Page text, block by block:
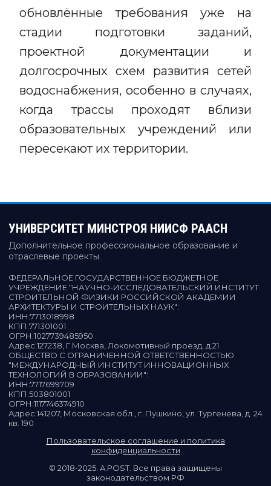
обновлённые требования уже на
стадии подготовки заданий,
проектной документации и
долгосрочных схем развития сетей
водоснабжения, особенно в случаях,
когда трассы проходят вблизи
образовательных учреждений или
пересекают их территории.
УНИВЕРСИТЕТ МИНСТРОЯ НИИСФ РААСН
Дополнительное профессиональное образование и
отраслевые проекты
ФЕДЕРАЛЬНОЕ ГОСУДАРСТВЕННОЕ БЮДЖЕТНОЕ
УЧРЕЖДЕНИЕ "НАУЧНО-ИССЛЕДОВАТЕЛЬСКИЙ ИНСТИТУТ
СТРОИТЕЛЬНОЙ ФИЗИКИ РОССИЙСКОЙ АКАДЕМИИ
АРХИТЕКТУРЫ И СТРОИТЕЛЬНЫХ НАУК":
ИНН:7713018998
КПП:771301001
ОГРН:1027739485950
Адрес:127238, Г.Москва, Локомотивный проезд, д.21
ОБЩЕСТВО С ОГРАНИЧЕННОЙ ОТВЕТСТВЕННОСТЬЮ
"МЕЖДУНАРОДНЫЙ ИНСТИТУТ ИННОВАЦИОННЫХ
ТЕХНОЛОГИЙ В ОБРАЗОВАНИИ":
ИНН:7717699709
КПП:503801001
ОГРН:1117746374910
Адрес:141207, Московская обл., г. Пушкино, ул. Тургенева, д. 24
кв. 190
Пользовательское соглашение и политика
конфиденциальности
© 2018-2025. A.POST. Все права защищены
законодательством РФ